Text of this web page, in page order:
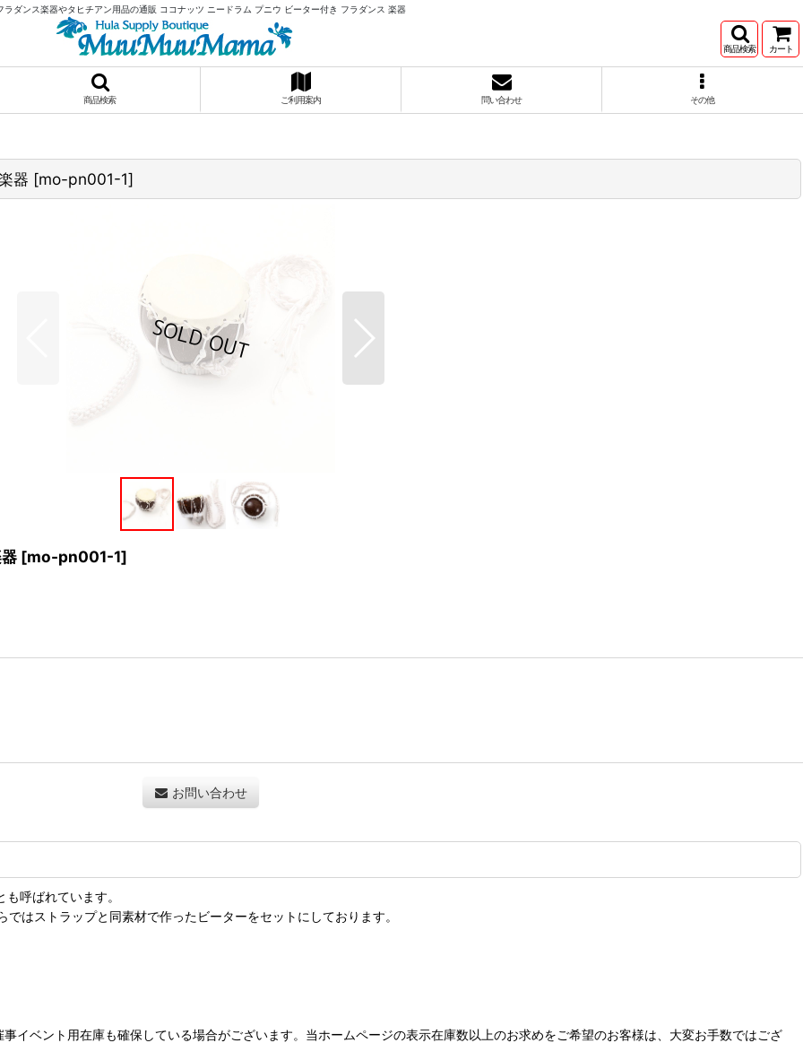
ラダンス楽器やタヒチアン用品の通販 ココナッツ ニードラム プニウ ビーター付き フラダンス 楽器
商品検索 カート
商品検索 ご利用案内 問い合わせ その他
器 [mo-pn001-1]
[mo-pn001-1]
お問い合わせ
呼ばれています。
はストラップと同素材で作ったビーターをセットにしております。
イベント用在庫も確保している場合がございます。当ホームページの表示在庫数以上のお求めをご希望のお客様は、大変お手数ではござ